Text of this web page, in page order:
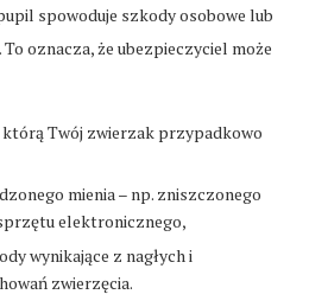
spowoduje szkody osobowe lub
oznacza, że ubezpieczyciel może
Twój zwierzak przypadkowo
mienia – np. zniszczonego
elektronicznego,
wynikające z nagłych i
zwierzęcia.